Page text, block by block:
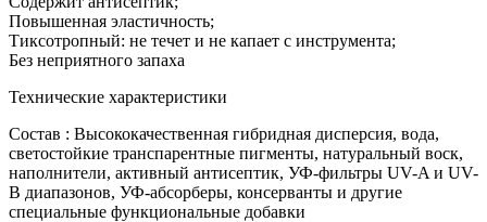
Повышенная эластичность;
Тиксотропный: не течет и не капает с инструмента;
Без неприятного запаха
Технические характеристики
Состав : Высококачественная гибридная дисперсия, вода,
светостойкие транспарентные пигменты, натуральный воск,
наполнители, активный антисептик, УФ-фильтры UV-A и UV-
B диапазонов, УФ-абсорберы, консерванты и другие
специальные функциональные добавки